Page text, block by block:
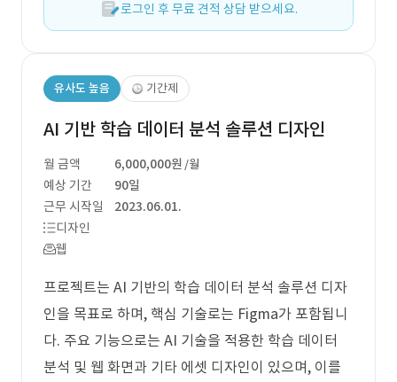
로그인 후 무료 견적 상담 받으세요.
유사도 높음 기간제
AI 기반 학습 데이터 분석 솔루션 디자인
월 금액 6,000,000원 /월
예상 기간
90일
근무 시작일
2023.06.01.
디자인
웹
프로젝트는 AI 기반의 학습 데이터 분석 솔루션 디자
인을 목표로 하며, 핵심 기술로는 Figma가 포함됩니
다. 주요 기능으로는 AI 기술을 적용한 학습 데이터
분석 및 웹 화면과 기타 에셋 디자인이 있으며, 이를